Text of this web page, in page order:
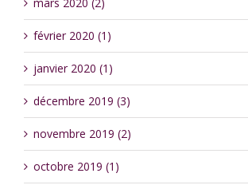
février 2020 (1)
janvier 2020 (1)
décembre 2019 (3)
novembre 2019 (2)
octobre 2019 (1)